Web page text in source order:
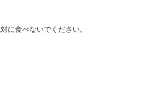
に食べないでください。